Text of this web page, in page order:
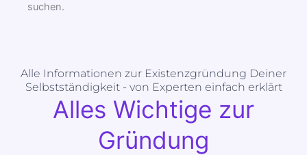
suchen.
Alle Informationen zur Existenzgründung Deiner
Selbstständigkeit - von Experten einfach erklärt
Alles Wichtige zur
Gründung